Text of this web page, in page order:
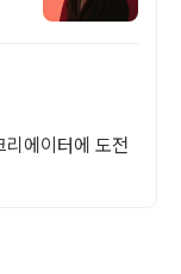
리에이터에 도전